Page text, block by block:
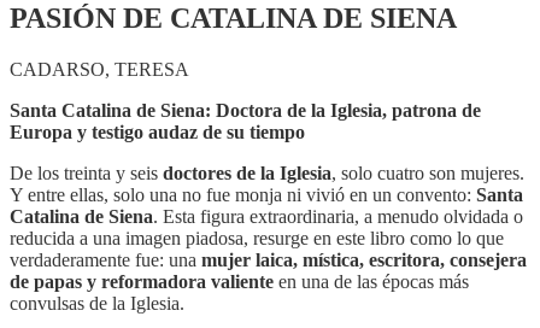
PASIÓN DE CATALINA DE SIENA
CADARSO, TERESA
Santa Catalina de Siena: Doctora de la Iglesia, patrona de
Europa y testigo audaz de su tiempo
De los treinta y seis doctores de la Iglesia, solo cuatro son mujeres.
Y entre ellas, solo una no fue monja ni vivió en un convento: Santa
Catalina de Siena. Esta figura extraordinaria, a menudo olvidada o
reducida a una imagen piadosa, resurge en este libro como lo que
verdaderamente fue: una mujer laica, mística, escritora, consejera
de papas y reformadora valiente en una de las épocas más
convulsas de la Iglesia.